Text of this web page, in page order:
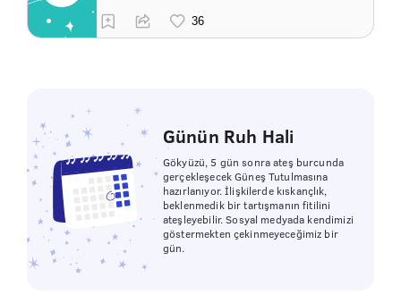
Günün Ruh Hali
Gökyüzü, 5 gün sonra ateş burcunda
gerçekleşecek Güneş Tutulmasına
hazırlanıyor. İlişkilerde kıskançlık,
beklenmedik bir tartışmanın fitilini
ateşleyebilir. Sosyal medyada kendimizi
göstermekten çekinmeyeceğimiz bir
gün.